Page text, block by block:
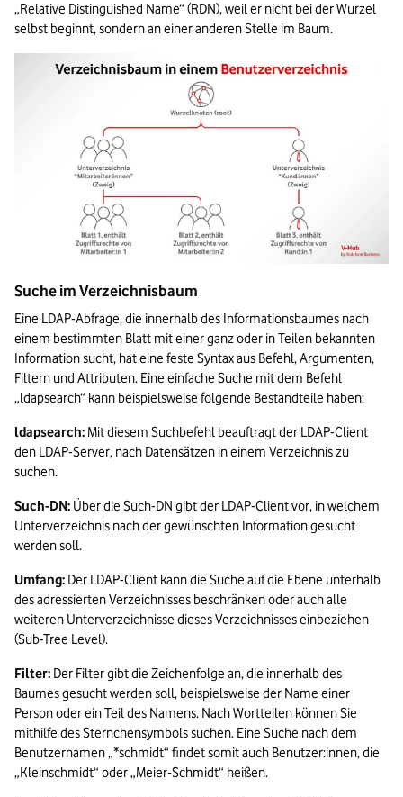
„Relative Distinguished Name“ (RDN), weil er nicht bei der Wurzel
selbst beginnt, sondern an einer anderen Stelle im Baum.
Suche im Verzeichnisbaum
Eine LDAP-Abfrage, die innerhalb des Informationsbaumes nach
einem bestimmten Blatt mit einer ganz oder in Teilen bekannten
Information sucht, hat eine feste Syntax aus Befehl, Argumenten,
Filtern und Attributen. Eine einfache Suche mit dem Befehl
„ldapsearch“ kann beispielsweise folgende Bestandteile haben:
ldapsearch: Mit diesem Suchbefehl beauftragt der LDAP-Client
den LDAP-Server, nach Datensätzen in einem Verzeichnis zu
suchen.
Such-DN: Über die Such-DN gibt der LDAP-Client vor, in welchem
Unterverzeichnis nach der gewünschten Information gesucht
werden soll.
Umfang: Der LDAP-Client kann die Suche auf die Ebene unterhalb
des adressierten Verzeichnisses beschränken oder auch alle
weiteren Unterverzeichnisse dieses Verzeichnisses einbeziehen
(Sub-Tree Level).
Filter: Der Filter gibt die Zeichenfolge an, die innerhalb des
Baumes gesucht werden soll, beispielsweise der Name einer
Person oder ein Teil des Namens. Nach Wortteilen können Sie
mithilfe des Sternchensymbols suchen. Eine Suche nach dem
Benutzernamen „*schmidt“ findet somit auch Benutzer:innen, die
„Kleinschmidt“ oder „Meier-Schmidt“ heißen.